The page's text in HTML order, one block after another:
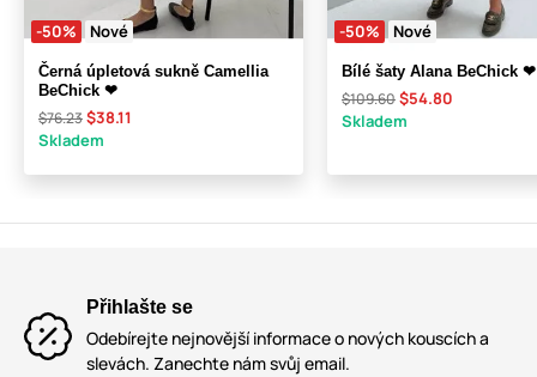
-50% Nové
Černá úpletová sukně Camellia
BeChick ❤
$76.23$38.11
Skladem
-50% Nové
Bílé šaty Alana BeChick ❤
$109.60$54.80
Skladem
Přihlašte se
Odebírejte nejnovější informace o nových kouscích a
slevách. Zanechte nám svůj email.